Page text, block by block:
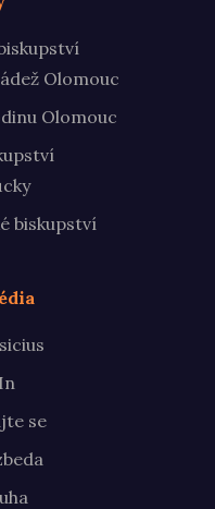
Olomouc
Olomouc
biskupství
se